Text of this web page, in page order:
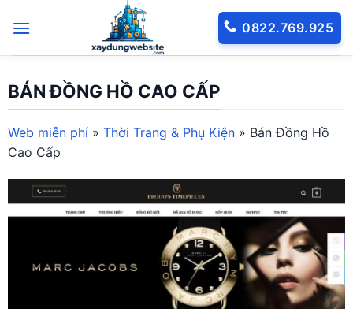
qua
0822.769.925
BÁN ĐỒNG HỒ CAO CẤP
Web miễn phí » Thời Trang & Phụ Kiện » Bán Đồng Hồ
Cao Cấp